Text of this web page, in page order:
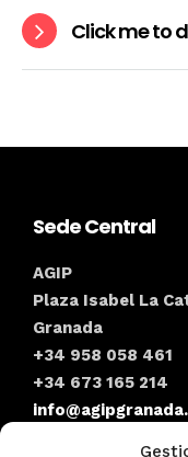
Click me to
Sede Central
AGIP
Plaza Isabel La
Granada
+34 958 058 461
+34 673 165 214